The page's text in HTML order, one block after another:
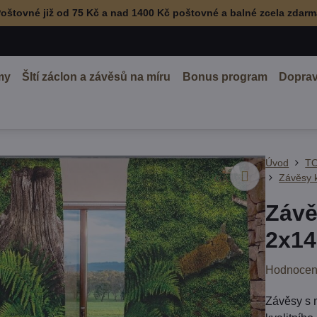
již od 75 Kč a nad 1400 Kč poštovné a balné zcela
ŠItí záclon a závěsů na míru Bonus program
Úvod
Závěsy
Závěsy s